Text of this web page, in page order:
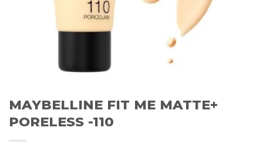
MAYBELLINE FIT ME MATTE+
PORELESS -110